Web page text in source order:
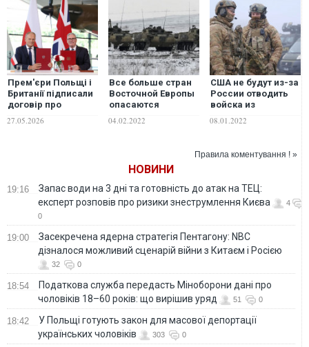
Прем'єри Польщі і
Британії підписали
договір про
партнерство у
сфері безпеки та
27.05.2026
Все больше стран
Восточной Европы
опасаются
экспансионизма
России – The
04.02.2022
США не будут из-за
России отводить
войска из
Восточной Европы,
– Госдеп
08.01.2022
Правила коментування ! »
НОВИНИ
19:16
Запас води на 3 дні та готовність до атак на ТЕЦ:
експерт розповів про ризики знеструмлення Києва
4
0
19:00
Засекречена ядерна стратегія Пентагону: NBC
дізналося можливий сценарій війни з Китаєм і Росією
32 0
18:54
Податкова служба передасть Міноборони дані про
чоловіків 18–60 років: що вирішив уряд
51 0
18:42
У Польщі готують закон для масової депортації
українських чоловіків
303 0